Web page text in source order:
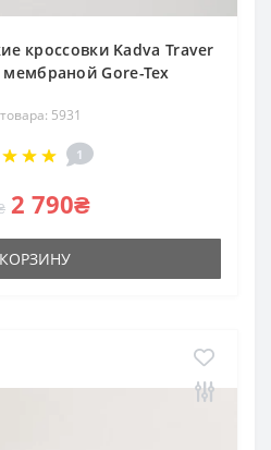
кроссовки Kadva Traver
мембраной Gore-Tex
5931
1
2 790₴